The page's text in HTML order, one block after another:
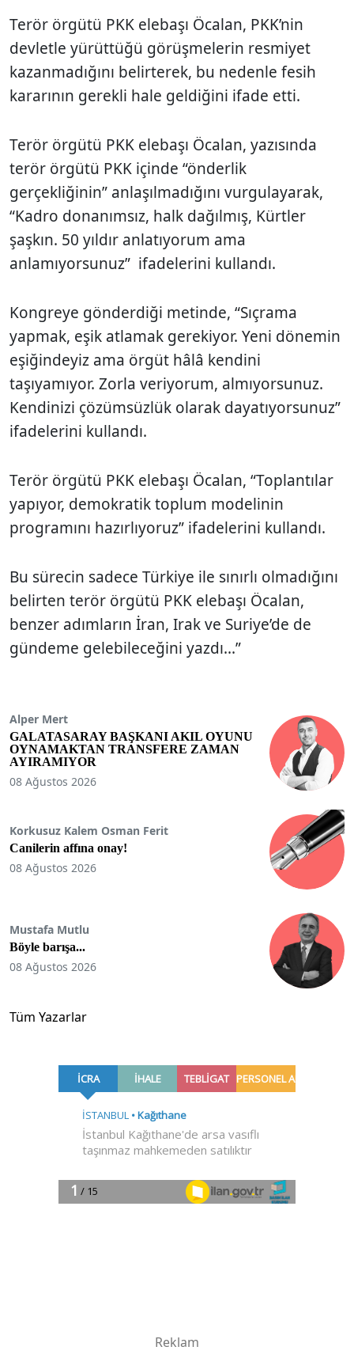
Terör örgütü PKK elebaşı Öcalan, PKK’nin
devletle yürüttüğü görüşmelerin resmiyet
kazanmadığını belirterek, bu nedenle fesih
kararının gerekli hale geldiğini ifade etti.
Terör örgütü PKK elebaşı Öcalan, yazısında
terör örgütü PKK içinde “önderlik
gerçekliğinin” anlaşılmadığını vurgulayarak,
“Kadro donanımsız, halk dağılmış, Kürtler
şaşkın. 50 yıldır anlatıyorum ama
anlamıyorsunuz” ifadelerini kullandı.
Kongreye gönderdiği metinde, “Sıçrama
yapmak, eşik atlamak gerekiyor. Yeni dönemin
eşiğindeyiz ama örgüt hâlâ kendini
taşıyamıyor. Zorla veriyorum, almıyorsunuz.
Kendinizi çözümsüzlük olarak dayatıyorsunuz”
ifadelerini kullandı.
Terör örgütü PKK elebaşı Öcalan, “Toplantılar
yapıyor, demokratik toplum modelinin
programını hazırlıyoruz” ifadelerini kullandı.
Bu sürecin sadece Türkiye ile sınırlı olmadığını
belirten terör örgütü PKK elebaşı Öcalan,
benzer adımların İran, Irak ve Suriye’de de
gündeme gelebileceğini yazdı...”
Alper Mert
GALATASARAY BAŞKANI AKIL OYUNU
OYNAMAKTAN TRANSFERE ZAMAN
AYIRAMIYOR
08 Ağustos 2026
Korkusuz Kalem Osman Ferit
Canilerin affına onay!
08 Ağustos 2026
Mustafa Mutlu
Böyle barışa...
08 Ağustos 2026
Tüm Yazarlar